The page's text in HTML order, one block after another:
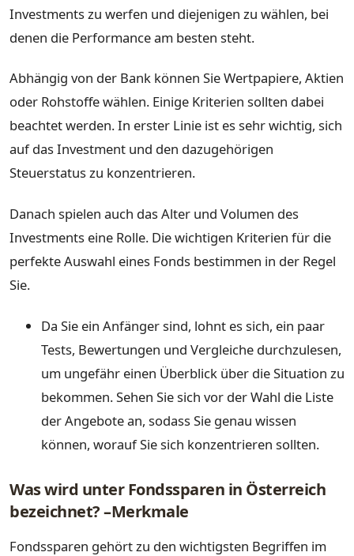
Investments zu werfen und diejenigen zu wählen, bei
denen die Performance am besten steht.
Abhängig von der Bank können Sie Wertpapiere, Aktien
oder Rohstoffe wählen. Einige Kriterien sollten dabei
beachtet werden. In erster Linie ist es sehr wichtig, sich
auf das Investment und den dazugehörigen
Steuerstatus zu konzentrieren.
Danach spielen auch das Alter und Volumen des
Investments eine Rolle. Die wichtigen Kriterien für die
perfekte Auswahl eines Fonds bestimmen in der Regel
Sie.
Da Sie ein Anfänger sind, lohnt es sich, ein paar
Tests, Bewertungen und Vergleiche durchzulesen,
um ungefähr einen Überblick über die Situation zu
bekommen. Sehen Sie sich vor der Wahl die Liste
der Angebote an, sodass Sie genau wissen
können, worauf Sie sich konzentrieren sollten.
Was wird unter Fondssparen in Österreich
bezeichnet? –Merkmale
Fondssparen gehört zu den wichtigsten Begriffen im